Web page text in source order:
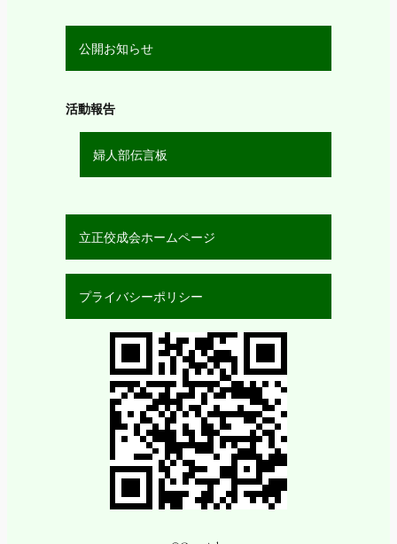
公開お知らせ
活動報告
婦人部伝言板
立正佼成会ホームページ
プライバシーポリシー